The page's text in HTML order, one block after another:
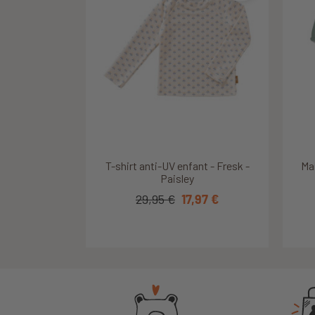
Couche de bain bébé - Swim
Essentials - Lila - Leopard
22,95 € 16,07 €
T-shirt anti-UV enfant - Fresk -
Paisley
29,95 € 17,97 €